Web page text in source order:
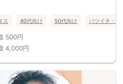
ス 40代向け 50代向け バツイチ・再
500円
4,000円